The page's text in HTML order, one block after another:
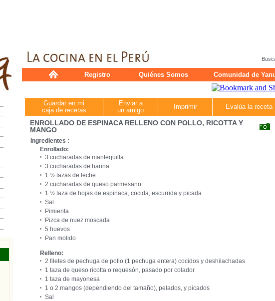
Registro Quiénes Somos Comunidad de
Guardar en mi
caja de recetas
Enviar a
un amigo
Imprimir Evalúa la receta
ENROLLADO DE ESPINACA RELLENO CON POLLO, RICOTTA Y
MANGO
Ingredientes :
Enrollado:
3 cucharadas de mantequilla
3 cucharadas de harina
1 ½ tazas de leche
2 cucharadas de queso parmesano
1 ½ taza de hojas de espinaca, cocida, escurrida y picada
Sal
Pimienta
Pizca de nuez moscada
5 huevos
Pan molido
Relleno:
2 filetes de pechuga de pollo (1 pechuga entera) cocidos y deshilachadas
1 taza de queso ricotta o requesón, pasado por colador
1 taza de mayonesa
1 o 2 mangos (dependiendo del tamaño), pelados, y picados
Sal